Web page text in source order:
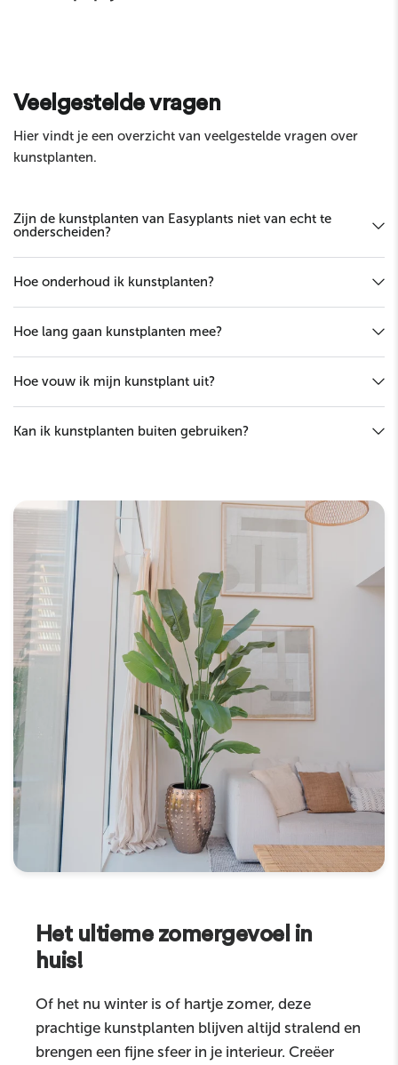
Veelgestelde vragen
Hier vindt je een overzicht van veelgestelde vragen over
kunstplanten.
Zijn de kunstplanten van Easyplants niet van echt te
onderscheiden?
Hoe onderhoud ik kunstplanten?
Hoe lang gaan kunstplanten mee?
Hoe vouw ik mijn kunstplant uit?
Kan ik kunstplanten buiten gebruiken?
Het ultieme zomergevoel in
huis!
Of het nu winter is of hartje zomer, deze
prachtige kunstplanten blijven altijd stralend en
brengen een fijne sfeer in je interieur. Creëer